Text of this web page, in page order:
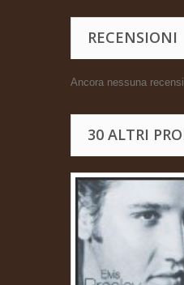
RECENSIONI
Ancora nessuna
30 ALTRI